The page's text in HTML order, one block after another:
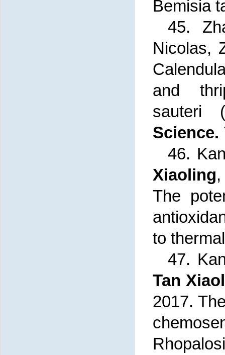
Bemisia
45.
Nicolas,
and
sauteri
Science.
46.
Xiaoling
The
to
47.
Tan
2017.